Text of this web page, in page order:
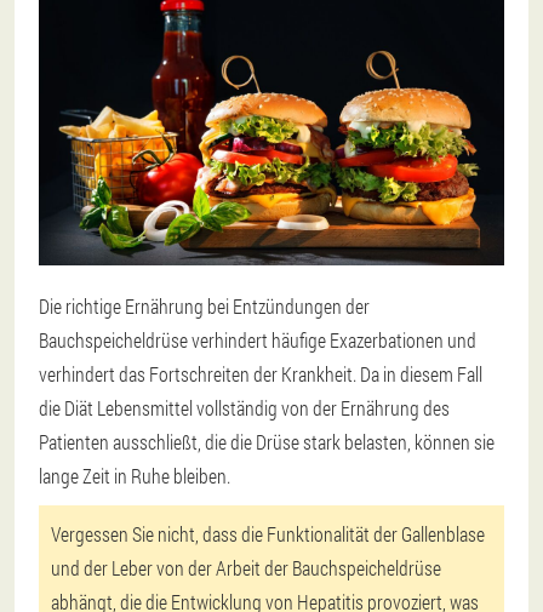
Die richtige Ernährung bei Entzündungen der
Bauchspeicheldrüse verhindert häufige Exazerbationen und
verhindert das Fortschreiten der Krankheit. Da in diesem Fall
die Diät Lebensmittel vollständig von der Ernährung des
Patienten ausschließt, die die Drüse stark belasten, können sie
lange Zeit in Ruhe bleiben.
Vergessen Sie nicht, dass die Funktionalität der Gallenblase
und der Leber von der Arbeit der Bauchspeicheldrüse
abhängt, die die Entwicklung von Hepatitis provoziert, was